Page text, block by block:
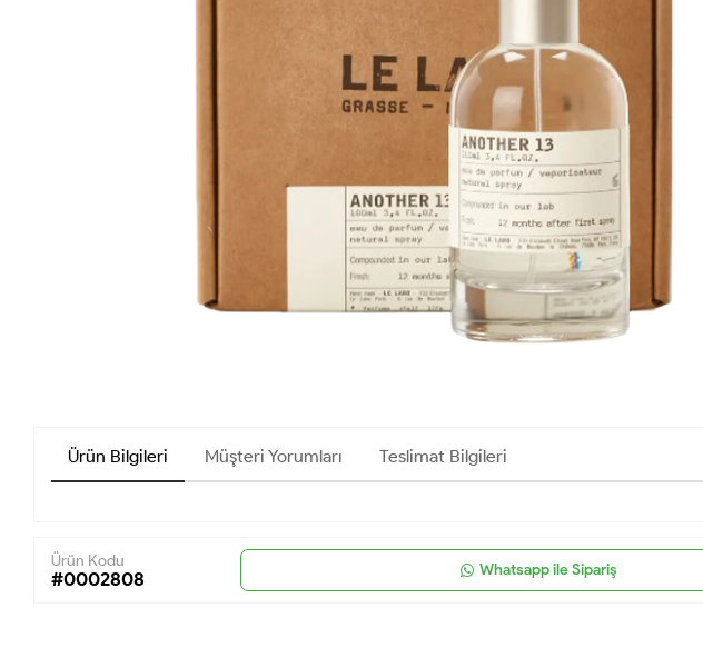
Ürün Bilgileri Müşteri Yorumları Teslimat Bilgileri
Ürün Kodu
#0002808 Whatsapp ile Sipariş